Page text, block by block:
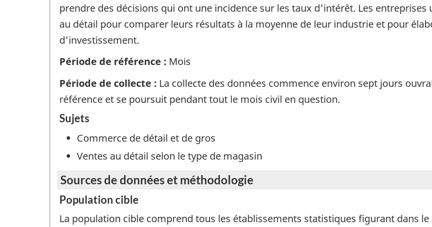
prendre des décisions qui ont une incidence sur les taux d'intérêt. Les
au détail pour comparer leurs résultats à la moyenne de leur industrie et pour
d'investissement.
Période de référence : Mois
Période de collecte : La collecte des données commence environ sept jours
référence et se poursuit pendant tout le mois civil en question.
Sujets
Commerce de détail et de gros
Ventes au détail selon le type de magasin
Sources de données et méthodologie
Population cible
La population cible comprend tous les établissements statistiques figurant dans le